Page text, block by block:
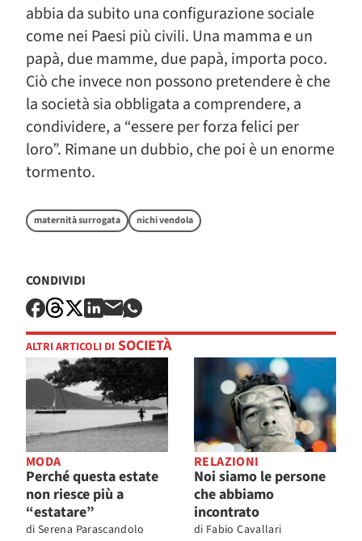
abbia da subito una configurazione sociale
come nei Paesi più civili. Una mamma e un
papà, due mamme, due papà, importa poco.
Ciò che invece non possono pretendere è che
la società sia obbligata a comprendere, a
condividere, a “essere per forza felici per
loro”. Rimane un dubbio, che poi è un enorme
tormento.
maternità surrogata nichi vendola
CONDIVIDI
ALTRI ARTICOLI DI SOCIETÀ
MODA
Perché questa estate
non riesce più a
“estatare”
di Serena Parascandolo
RELAZIONI
Noi siamo le persone
che abbiamo
incontrato
di Fabio Cavallari